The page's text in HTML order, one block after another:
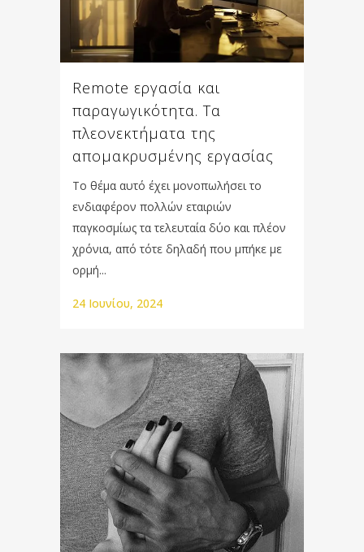
Remote εργασία και
παραγωγικότητα. Τα
πλεονεκτήματα της
απομακρυσμένης εργασίας
Το θέμα αυτό έχει μονοπωλήσει το
ενδιαφέρον πολλών εταιριών
παγκοσμίως τα τελευταία δύο και πλέον
χρόνια, από τότε δηλαδή που μπήκε με
ορμή...
24 Ιουνίου, 2024